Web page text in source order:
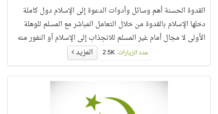
القدوة الحسنة أهم وسائل وأدوات الدعوة إلى الإسلام دول كاملة
دخلها الإسلام بالقدوة من خلال التعامل المباشر مع المسلم للوهلة
الأولى لا مجال أمام غير المسلم للانجذاب إلى الإسلام أو النفور منه
غير التعامل مع المسلم..عدد الزيارات: المزيد